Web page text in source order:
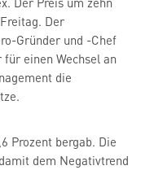
Der
Gründer und -Chef
einen Wechsel an
die
Prozent bergab. Die
dem Negativtrend